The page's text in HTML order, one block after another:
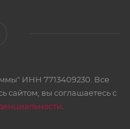
ИНН 7713409230. Все
сайтом, вы соглашаетесь с